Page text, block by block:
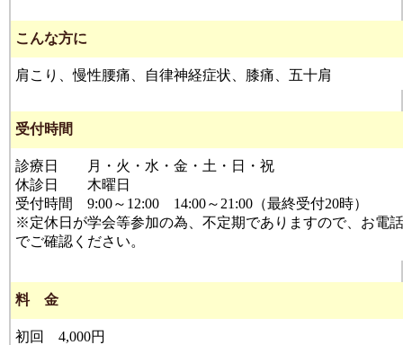
こんな方に
肩こり、慢性腰痛、自律神経症状、膝痛、五十肩
受付時間
診療日 月・火・水・金・土・日・祝
休診日 木曜日
受付時間 9:00～12:00 14:00～21:00（最終受付20時）
※定休日が学会等参加の為、不定期でありますので、お電話
でご確認ください。
料 金
初回 4,000円